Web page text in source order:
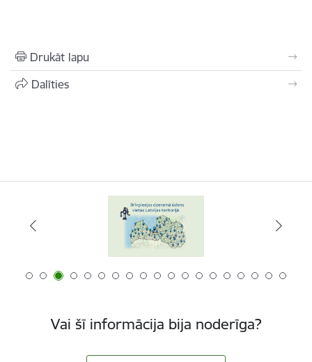
Drukāt lapu
Dalīties
Vai šī informācija bija noderīga?